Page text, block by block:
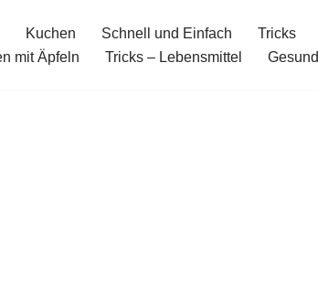
Kuchen Schnell und Einfach Tricks
mit Äpfeln
Tricks – Lebensmittel Gesund